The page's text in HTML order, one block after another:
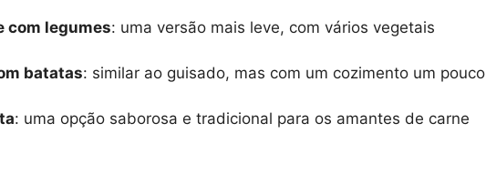
com legumes: uma versão mais leve, com vários vegetais
batatas: similar ao guisado, mas com um cozimento um pouco
: uma opção saborosa e tradicional para os amantes de carne